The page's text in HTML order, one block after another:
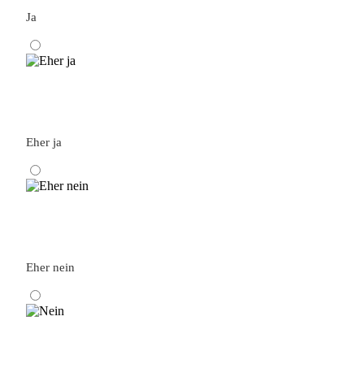
Ja
Eher ja
Eher nein